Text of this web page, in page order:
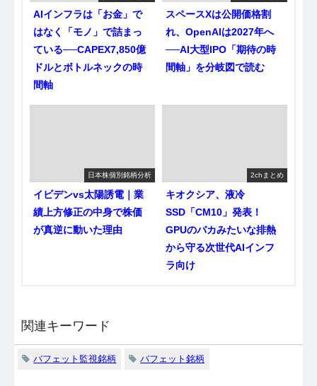
AIインフラは「お金」で
はなく「モノ」で詰まっ
ている──CAPEX7,850億
ドルとボトルネックの時
間軸
スペースXは公開価格割
れ、OpenAIは2027年へ
──AI大型IPO「期待の時
間軸」を分岐図で読む
日本株個別銘柄分析
イビデンvs太陽誘電｜業
績上方修正の中身で株価
が真逆に動いた理由
2chまとめ
キオクシア、液冷
SSD「CM10」発表！
GPUのバカみたいな排熱
から守る次世代AIインフ
ラ向け
関連キーワード
バフェット監視銘柄 バフェット銘柄